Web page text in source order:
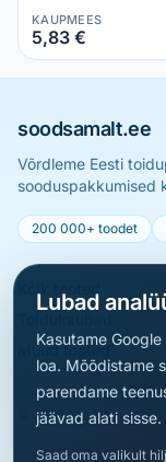
KAUPMEES
5,83 €
soodsamalt.ee
Võrdleme Eesti
sooduspakkumised
200 000+ toodet
Muud tooted
© 2026 soodsamalt.ee
Lubad
Kasutame
loa. Mõõdistame
parendame
jäävad alati sisse.
Saad oma valikult